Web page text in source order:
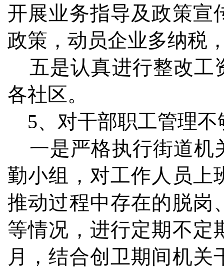
开展业务指导及政策宣
政策，动员企业多纳税
五是认真进行整改工
各社区。
5、对干部职工管理不
一是严格执行街道机
勤小组，对工作人员上
推动过程中存在的脱岗
等情况，进行定期不定
月，结合创卫期间机